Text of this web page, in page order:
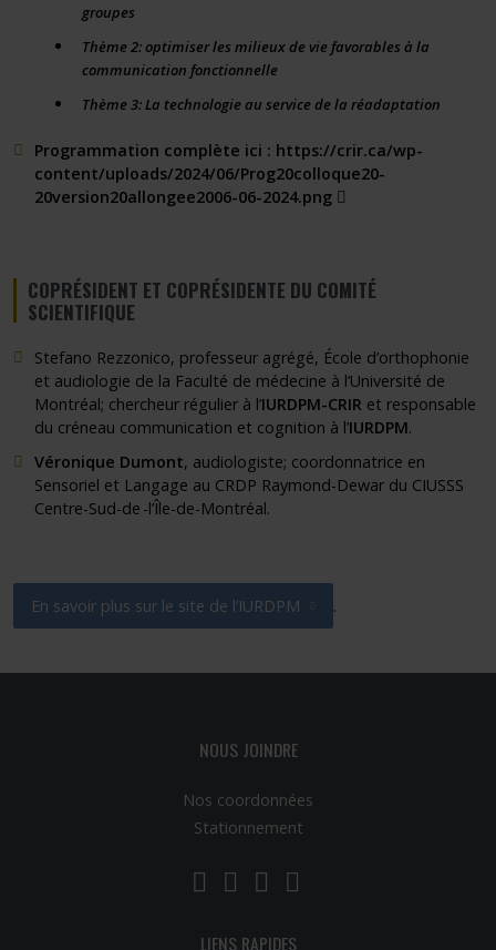
groupes
Thème 2: optimiser les milieux de vie favorables à la
communication fonctionnelle
Thème 3: La technologie au service de la réadaptation
Programmation complète ici : https://crir.ca/wp-
content/uploads/2024/06/Prog20colloque20-
20version20allongee2006-06-2024.png
COPRÉSIDENT ET COPRÉSIDENTE DU COMITÉ
SCIENTIFIQUE
Stefano Rezzonico, professeur agrégé, École d’orthophonie
et audiologie de la Faculté de médecine à l’Université de
Montréal; chercheur régulier à l’IURDPM-CRIR et responsable
du créneau communication et cognition à l’IURDPM.
Véronique Dumont, audiologiste; coordonnatrice en
Sensoriel et Langage au CRDP Raymond-Dewar du CIUSSS
Centre-Sud-de -l’Île-de-Montréal.
En savoir plus sur le site de l’IURDPM .
NOUS JOINDRE
Nos coordonnées
Stationnement
LinkedIn
YouTube
Twitter
LIENS RAPIDES